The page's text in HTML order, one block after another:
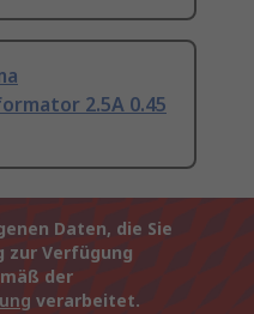
2.5A 0.45
Daten, die Sie
zur Verfügung
der
verarbeitet.